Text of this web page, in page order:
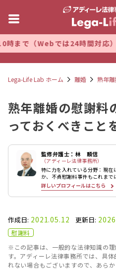
では24時間対応）法律相談
Lega-Life Lab ホーム 離婚 熟年
熟年離婚の慰謝料
っておくべきこと
監修弁護士：林 頼信
（アディーレ法律事務所）
特に力を入れている分野：現在
か、不貞慰謝料事件もこれまで
詳しいプロフィールはこちら
作成日: 2021.05.12 更新日:
慰謝料
※この記事は、一般的な法律知識の
す。アディーレ法律事務所では、具
れない場合もございますので、あらか